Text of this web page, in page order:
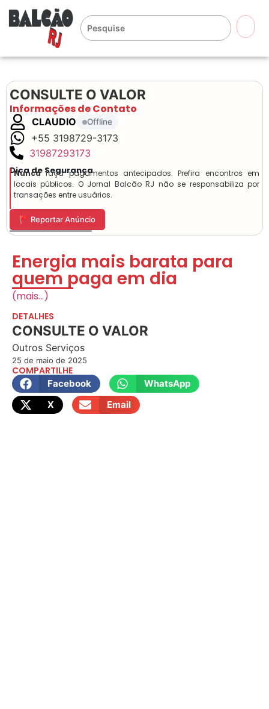
CONSULTE O VALOR
Informações de Contato
CLAUDIO Offline
+55 3198729-3173
31987293173
Dica de Segurança
Nuncafaça pagamentos antecipados. Prefira encontros em
locais públicos. O Jornal Balcão RJ não se responsabiliza por
transações entre usuários.
🚩 Reportar Anúncio
Energia mais barata para
quem paga em dia
(mais…)
DETALHES
CONSULTE O VALOR
Outros Serviços
25 de maio de 2025
COMPARTILHE
Facebook
WhatsApp
X
Email